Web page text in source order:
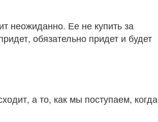
неожиданно. Ее не купить за
обязательно придет и будет
а то, как мы поступаем, когда